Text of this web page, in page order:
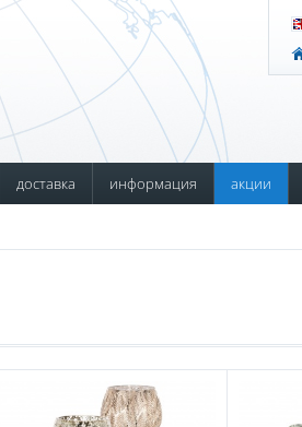
доставка информация акции